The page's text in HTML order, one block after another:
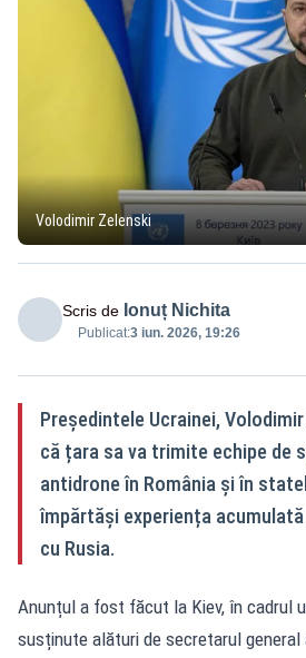
Volodimir Zelenski
Scris de Ionuț Nichita
Publicat:3 iun. 2026, 19:26
Președintele Ucrainei,
că țara sa va trimite echipe de
antidrone în România și în
împărtăși experiența
cu Rusia.
Anunțul a fost făcut la Kiev, în cadrul
susținute alături de secretarul general